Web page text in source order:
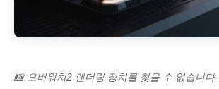
📸 오버워치2 렌더링 장치를 찾을 수 없습니다